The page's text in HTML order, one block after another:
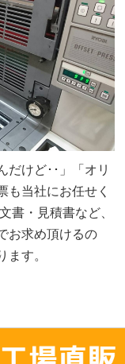
だけど･･」「オリ
も当社にお任せく
書・見積書など、
お求め頂けるの
ます。